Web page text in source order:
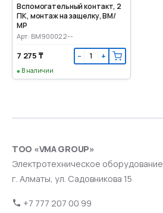
Вспомогательный контакт, 2
ПК, монтаж на защелку, ВМ/
МР
Арт: BM900022--
7 275 ₸ − +
В наличии
ТОО «VMA GROUP»
Электротехническое оборудование
г. Алматы, ул. Садовникова 15
+7 777 207 00 99